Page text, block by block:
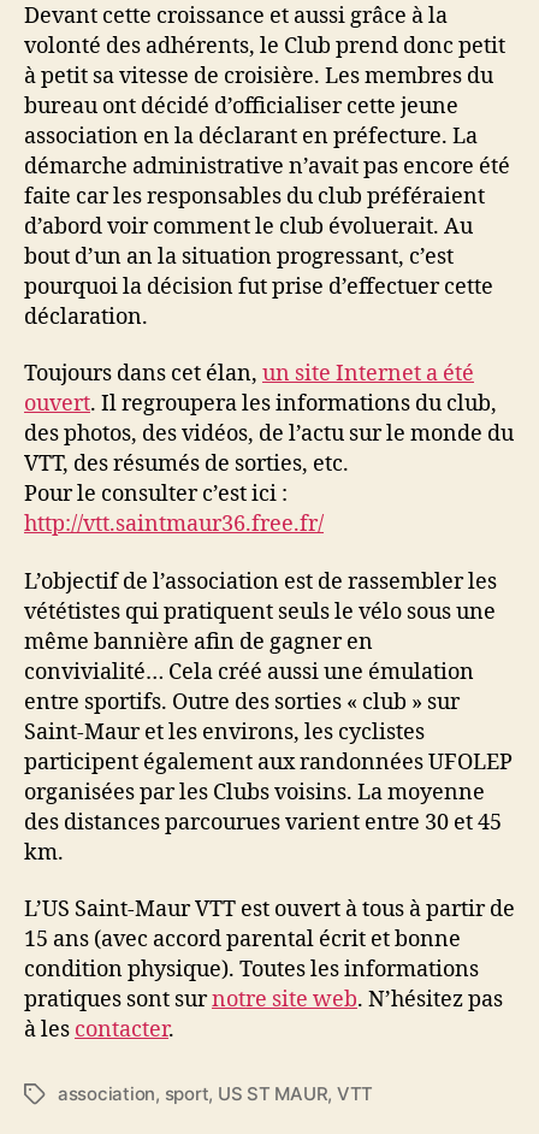
Devant cette croissance et aussi grâce à la
volonté des adhérents, le Club prend donc petit
à petit sa vitesse de croisière. Les membres du
bureau ont décidé d’officialiser cette jeune
association en la déclarant en préfecture. La
démarche administrative n’avait pas encore été
faite car les responsables du club préféraient
d’abord voir comment le club évoluerait. Au
bout d’un an la situation progressant, c’est
pourquoi la décision fut prise d’effectuer cette
déclaration.
Toujours dans cet élan, un site Internet a été
ouvert. Il regroupera les informations du club,
des photos, des vidéos, de l’actu sur le monde du
VTT, des résumés de sorties, etc.
Pour le consulter c’est ici :
http://vtt.saintmaur36.free.fr/
L’objectif de l’association est de rassembler les
vététistes qui pratiquent seuls le vélo sous une
même bannière afin de gagner en
convivialité… Cela créé aussi une émulation
entre sportifs. Outre des sorties « club » sur
Saint-Maur et les environs, les cyclistes
participent également aux randonnées UFOLEP
organisées par les Clubs voisins. La moyenne
des distances parcourues varient entre 30 et 45
km.
L’US Saint-Maur VTT est ouvert à tous à partir de
15 ans (avec accord parental écrit et bonne
condition physique). Toutes les informations
pratiques sont surnotre site web. N’hésitez pas
à les contacter.
Étiquettes
association, sport, US ST MAUR, VTT